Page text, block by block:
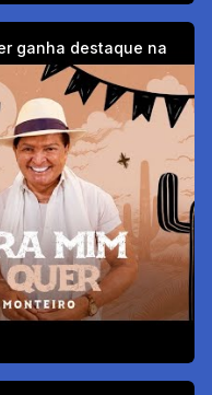
ganha destaque na